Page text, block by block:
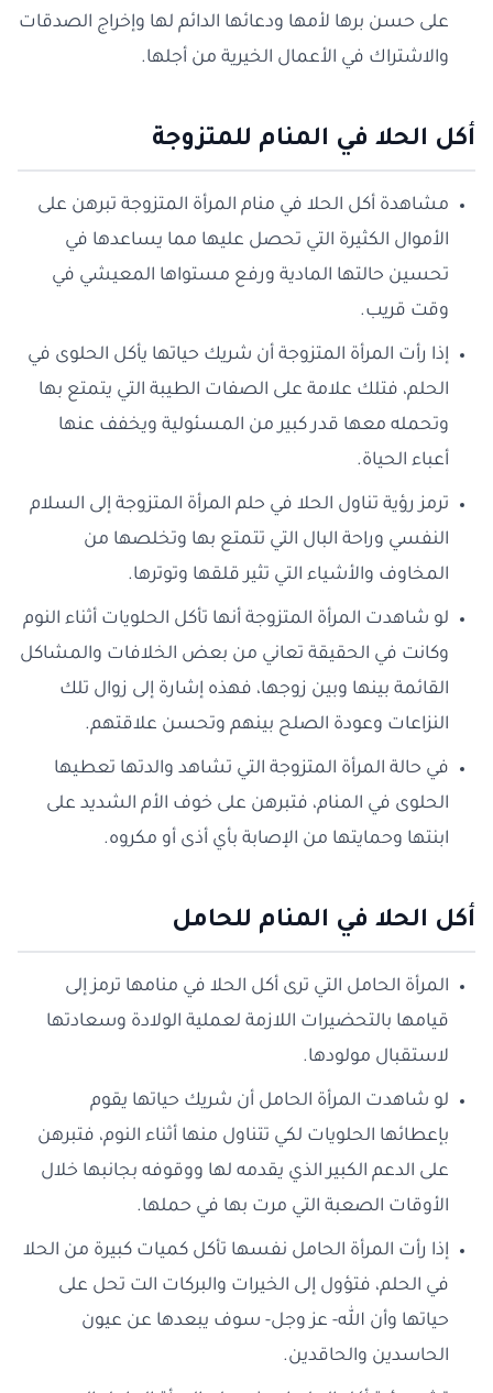
على حسن برها لأمها ودعائها الدائم لها وإخراج الصدقات
والاشتراك في الأعمال الخيرية من أجلها.
أكل الحلا في المنام للمتزوجة
مشاهدة أكل الحلا في منام المرأة المتزوجة تبرهن على
الأموال الكثيرة التي تحصل عليها مما يساعدها في
تحسين حالتها المادية ورفع مستواها المعيشي في
وقت قريب.
إذا رأت المرأة المتزوجة أن شريك حياتها يأكل الحلوى في
الحلم، فتلك علامة على الصفات الطيبة التي يتمتع بها
وتحمله معها قدر كبير من المسئولية ويخفف عنها
أعباء الحياة.
ترمز رؤية تناول الحلا في حلم المرأة المتزوجة إلى السلام
النفسي وراحة البال التي تتمتع بها وتخلصها من
المخاوف والأشياء التي تثير قلقها وتوترها.
لو شاهدت المرأة المتزوجة أنها تأكل الحلويات أثناء النوم
وكانت في الحقيقة تعاني من بعض الخلافات والمشاكل
القائمة بينها وبين زوجها، فهذه إشارة إلى زوال تلك
النزاعات وعودة الصلح بينهم وتحسن علاقتهم.
في حالة المرأة المتزوجة التي تشاهد والدتها تعطيها
الحلوى في المنام، فتبرهن على خوف الأم الشديد على
ابنتها وحمايتها من الإصابة بأي أذى أو مكروه.
أكل الحلا في المنام للحامل
المرأة الحامل التي ترى أكل الحلا في منامها ترمز إلى
قيامها بالتحضيرات اللازمة لعملية الولادة وسعادتها
لاستقبال مولودها.
لو شاهدت المرأة الحامل أن شريك حياتها يقوم
بإعطائها الحلويات لكي تتناول منها أثناء النوم، فتبرهن
على الدعم الكبير الذي يقدمه لها ووقوفه بجانبها خلال
الأوقات الصعبة التي مرت بها في حملها.
إذا رأت المرأة الحامل نفسها تأكل كميات كبيرة من الحلا
في الحلم، فتؤول إلى الخيرات والبركات الت تحل على
حياتها وأن الله- عز وجل- سوف يبعدها عن عيون
الحاسدين والحاقدين.